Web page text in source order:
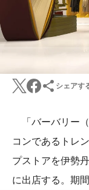
シェアす
「バーバリー
コンであるトレ
プストアを伊勢
に出店する。期